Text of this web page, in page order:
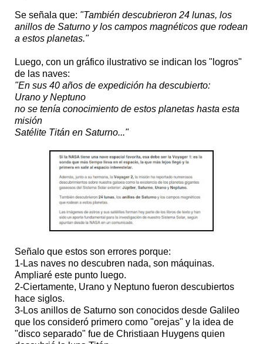
Se señala que: "También descubrieron 24 lunas, los
anillos de Saturno y los campos magnéticos que rodean
a estos planetas."
Luego, con un gráfico ilustrativo se indican los "logros"
de las naves:
"En sus 40 años de expedición ha descubierto:
Urano y Neptuno
no se tenía conocimiento de estos planetas hasta esta
misión
Satélite Titán en Saturno..."
Señalo que estos son errores porque:
1-Las naves no descubren nada, son máquinas.
Ampliaré este punto luego.
2-Ciertamente, Urano y Neptuno fueron descubiertos
hace siglos.
3-Los anillos de Saturno son conocidos desde Galileo
que los consideró primero como "orejas" y la idea de
"disco separado" fue de Christiaan Huygens quien